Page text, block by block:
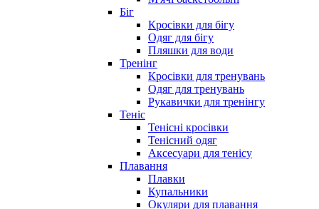
Біг
Кросівки для бігу
Одяг для бігу
Пляшки для води
Тренінг
Кросівки для тренувань
Одяг для тренувань
Рукавички для тренінгу
Теніс
Тенісні кросівки
Тенісний одяг
Аксесуари для тенісу
Плавання
Плавки
Купальники
Окуляри для плавання